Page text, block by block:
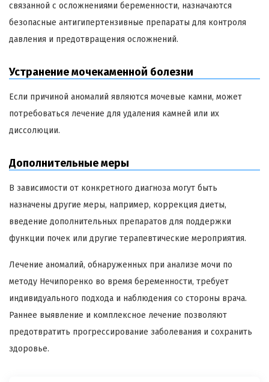
связанной с осложнениями беременности, назначаются
безопасные антигипертензивные препараты для контроля
давления и предотвращения осложнений.
Устранение мочекаменной болезни
Если причиной аномалий являются мочевые камни, может
потребоваться лечение для удаления камней или их
диссолюции.
Дополнительные меры
В зависимости от конкретного диагноза могут быть
назначены другие меры, например, коррекция диеты,
введение дополнительных препаратов для поддержки
функции почек или другие терапевтические мероприятия.
Лечение аномалий, обнаруженных при анализе мочи по
методу Нечипоренко во время беременности, требует
индивидуального подхода и наблюдения со стороны врача.
Раннее выявление и комплексное лечение позволяют
предотвратить прогрессирование заболевания и сохранить
здоровье.